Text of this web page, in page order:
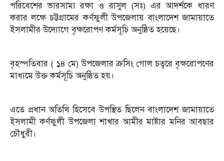
পরিবেশের ভারসাম্য রক্ষা ও রাসুল (সঃ) এর আদর্শকে ধারণ
করার লক্ষে চট্টগ্রামের কর্ণফুলী উপজেলায় বাংলাদেশ জামায়াতে
ইসলামীর উদ্যোগে বৃক্ষরোপণ কর্মসূচি অনুষ্ঠিত হয়েছে।
বৃহস্পতিবার ( ১৪ মে) উপজেলার ক্রসিং গোল চত্বরে বৃক্ষরোপণের
মাধ্যমে উক্ত কর্মসূচি অনুষ্ঠিত হয়।
এতে প্রধান অতিথি হিসেবে উপস্থিত ছিলেন বাংলাদেশ জামায়াতে
ইসলামী কর্ণফুলী উপজেলা শাখার আমীর মাষ্টার মনির আবছার
চৌধুরী।